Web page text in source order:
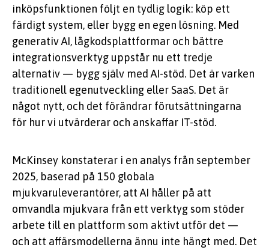
inköpsfunktionen följt en tydlig logik: köp ett
färdigt system, eller bygg en egen lösning. Med
generativ AI, lågkodsplattformar och bättre
integrationsverktyg uppstår nu ett tredje
alternativ — bygg själv med AI-stöd. Det är varken
traditionell egenutveckling eller SaaS. Det är
något nytt, och det förändrar förutsättningarna
för hur vi utvärderar och anskaffar IT-stöd.
McKinsey konstaterar i en analys från september
2025, baserad på 150 globala
mjukvaruleverantörer, att AI håller på att
omvandla mjukvara från ett verktyg som stöder
arbete till en plattform som aktivt utför det —
och att affärsmodellerna ännu inte hängt med. Det